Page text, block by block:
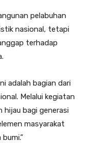
pelabuhan
nasional, tetapi
terhadap
adalah bagian dari
Melalui kegiatan
hijau bagi generasi
masyarakat